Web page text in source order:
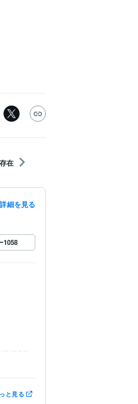
在
細を見る
1058
研究助
本抗加齢医
と見る